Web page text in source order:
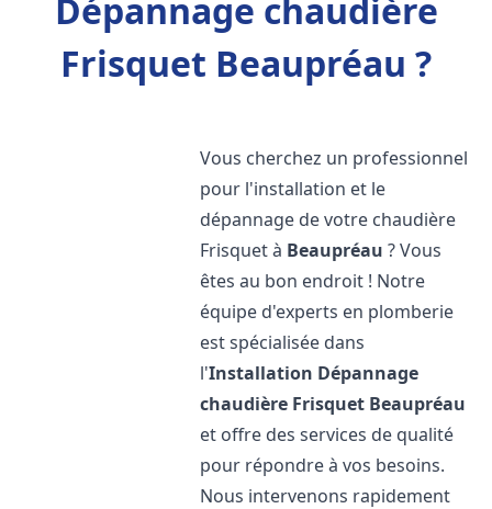
Dépannage chaudière
Frisquet Beaupréau ?
Vous cherchez un professionnel
pour l'installation et le
dépannage de votre chaudière
Frisquet à Beaupréau ? Vous
êtes au bon endroit ! Notre
équipe d'experts en plomberie
est spécialisée dans
l'Installation Dépannage
chaudière Frisquet Beaupréau
et offre des services de qualité
pour répondre à vos besoins.
Nous intervenons rapidement